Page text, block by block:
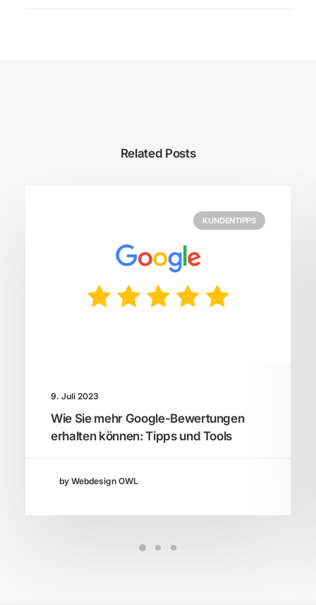
Related Posts
KUNDENTIPPS
9. Juli 2023
Wie Sie mehr Google-Bewertungen
erhalten können: Tipps und Tools
by Webdesign OWL